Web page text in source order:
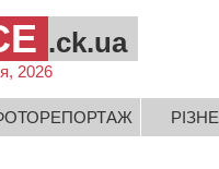
.ck.ua
2026
РІЗНЕ